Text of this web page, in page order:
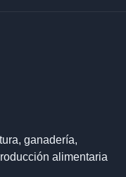
ganadería,
alimentaria